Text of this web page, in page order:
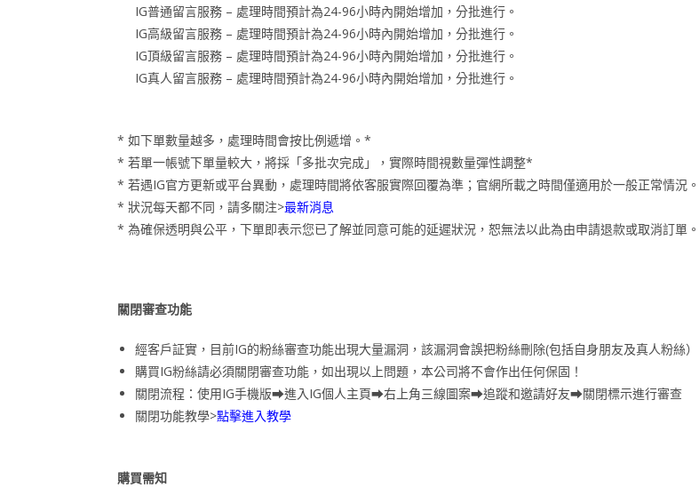
IG普通留言服務 – 處理時間預計為24-96小時內開始增加，分批進行。
IG高級留言服務 – 處理時間預計為24-96小時內開始增加，分批進行。
IG頂級留言服務 – 處理時間預計為24-96小時內開始增加，分批進行。
IG真人留言服務 – 處理時間預計為24-96小時內開始增加，分批進行。
* 如下單數量越多，處理時間會按比例遞增。*
* 若單一帳號下單量較大，將採「多批次完成」，實際時間視數量彈性調整*
* 若遇IG官方更新或平台異動，處理時間將依客服實際回覆為準；官網所載之時間僅適用於一般正常情況
* 狀況每天都不同，請多關注>最新消息
* 為確保透明與公平，下單即表示您已了解並同意可能的延遲狀況，恕無法以此為由申請退款或取消訂單
關閉審查功能
經客戶証實，目前IG的粉絲審查功能出現大量漏洞，該漏洞會誤把粉絲刪除(包括自身朋友及真人粉絲
購買IG粉絲請必須關閉審查功能，如出現以上問題，本公司將不會作出任何保固！
關閉流程：使用IG手機版⮕進入IG個人主頁⮕右上角三線圖案⮕追蹤和邀請好友⮕關閉標示進行審查
關閉功能教學>點擊進入教學
購買需知